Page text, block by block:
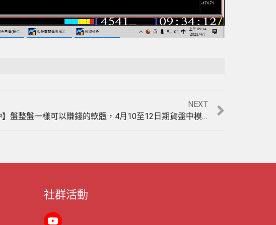
Playback Rate
Unmute
NEXT
【台指期貨當沖】盤整盤一樣可以賺錢的軟體，4月10至12日期貨盤中模擬教學。(1120412)
社群活動